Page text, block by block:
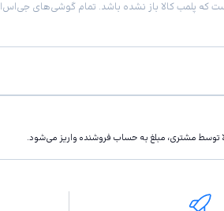
توسط مشتری، مبلغ به حساب فروشنده واريز مى‌شود.